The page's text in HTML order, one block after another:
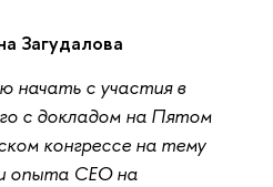
Загудалова
начать с участия в
с докладом на Пятом
конгрессе на тему
опыта CEO на